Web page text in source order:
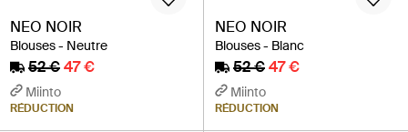
NEO NOIR
Blouses - Neutre
52 €47 €
Miinto
RÉDUCTION
NEO NOIR
Blouses - Blanc
52 €47 €
Miinto
RÉDUCTION